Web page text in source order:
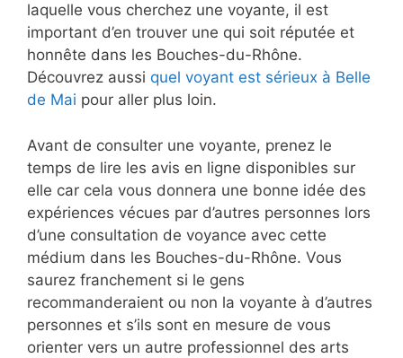
laquelle vous cherchez une voyante, il est
important d’en trouver une qui soit réputée et
honnête dans les Bouches-du-Rhône.
Découvrez aussi quel voyant est sérieux à Belle
de Mai pour aller plus loin.
Avant de consulter une voyante, prenez le
temps de lire les avis en ligne disponibles sur
elle car cela vous donnera une bonne idée des
expériences vécues par d’autres personnes lors
d’une consultation de voyance avec cette
médium dans les Bouches-du-Rhône. Vous
saurez franchement si le gens
recommanderaient ou non la voyante à d’autres
personnes et s’ils sont en mesure de vous
orienter vers un autre professionnel des arts